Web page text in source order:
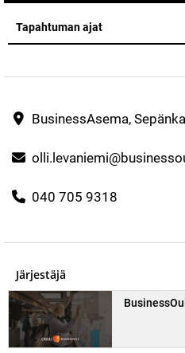
Tapahtuman ajat
BusinessAsema,
040 705 9318
Järjestäjä